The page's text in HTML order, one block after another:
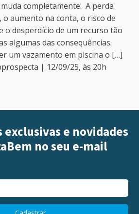
completamente. A perda
o aumento na conta, o risco de
o desperdício de um recurso tão
algumas das consequências.
um vazamento em piscina o […]
| 12/09/25, às 20h
exclusivas e novidades
no seu e-mail